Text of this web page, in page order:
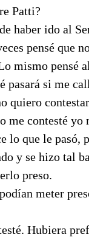
Patti?
haber ido al
pensé que
mismo pensé
pasará si me
quiero
me contesté yo
lo que le pasó,
y se hizo tal
preso.
meter
Hubiera